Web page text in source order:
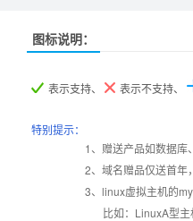
产品名称
Linux
产品名称
产品名称
数据定期备份
图标说明：
表示支持、 表示不支持、
特别提示：
1、赠送产品如数据库
2、域名赠品仅送首年
3、linux虚拟主机的
比如：LinuxA型